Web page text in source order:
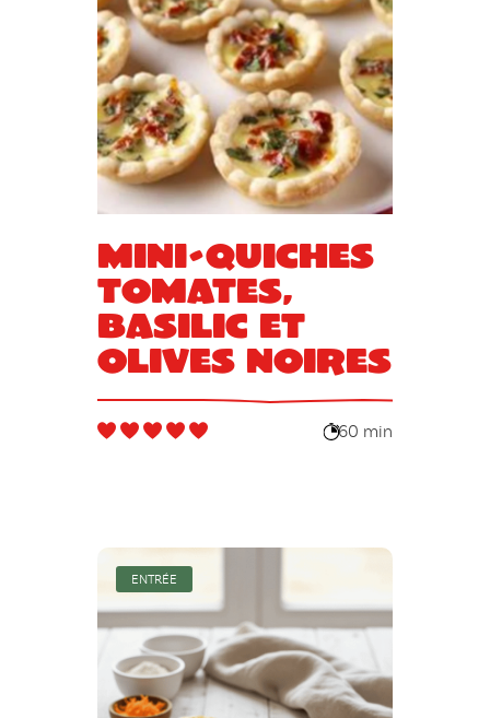
Mini-quiches
tomates,
basilic et
olives noires
60 min
ENTRÉE